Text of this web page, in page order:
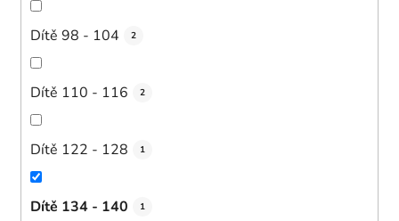
Dítě 98 - 104 2
Dítě 110 - 116 2
Dítě 122 - 128 1
Dítě 134 - 140 1